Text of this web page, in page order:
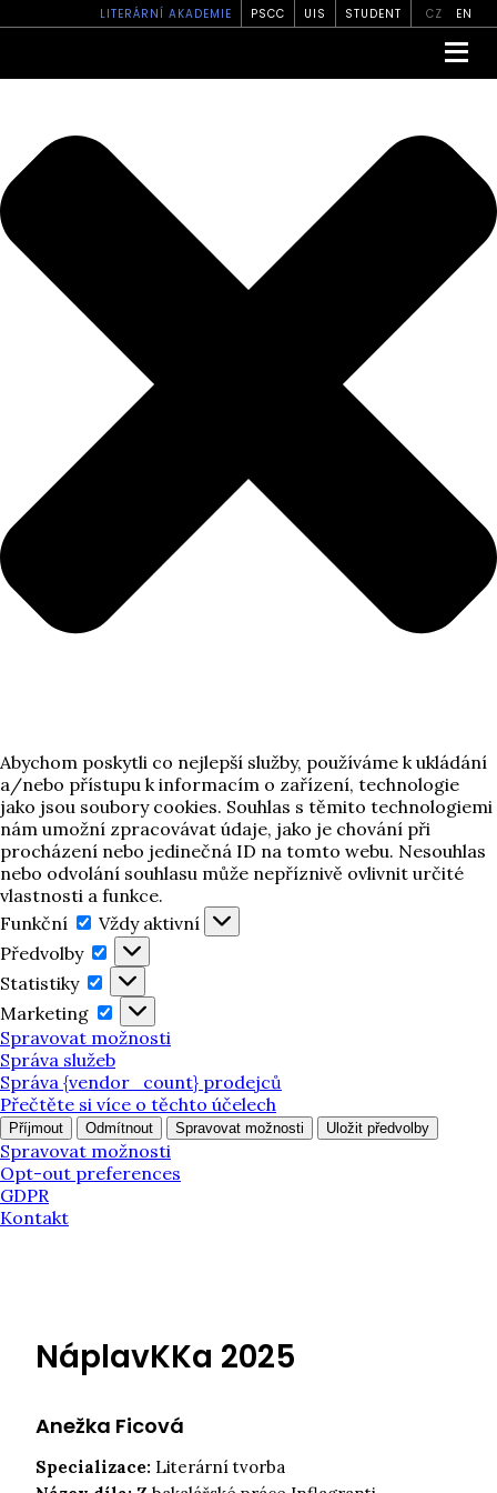
Spravovat své soukromí
Abychom poskytli co nejlepší služby, používáme k ukládání
a/nebo přístupu k informacím o zařízení, technologie
jako jsou soubory cookies. Souhlas s těmito technologiemi
nám umožní zpracovávat údaje, jako je chování při
procházení nebo jedinečná ID na tomto webu. Nesouhlas
nebo odvolání souhlasu může nepříznivě ovlivnit určité
vlastnosti a funkce.
Funkční
Funkční
Vždy aktivní
Předvolby
Předvolby
Statistiky
Statistiky
Marketing
Marketing
Spravovat možnosti
Správa služeb
Správa {vendor_count} prodejců
Přečtěte si více o těchto účelech
Příjmout Odmítnout Spravovat možnosti Uložit předvolby
Spravovat možnosti
Opt-out preferences
GDPR
Kontakt
LITERÁRNÍ AKADEMIE PSCC UIS STUDENT CZ EN
NáplavKKa 2025
Anežka Ficová
Specializace: Literární tvorba